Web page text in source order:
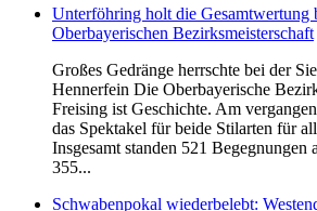
Unterföhring holt die Gesamtwertung
Oberbayerischen Bezirksmeisterschaft
Großes Gedränge herrschte bei der
Hennerfein Die Oberbayerische
Freising ist Geschichte. Am
das Spektakel für beide Stilarten für
Insgesamt standen 521 Begegnungen
355...
Schwabenpokal wiederbelebt: